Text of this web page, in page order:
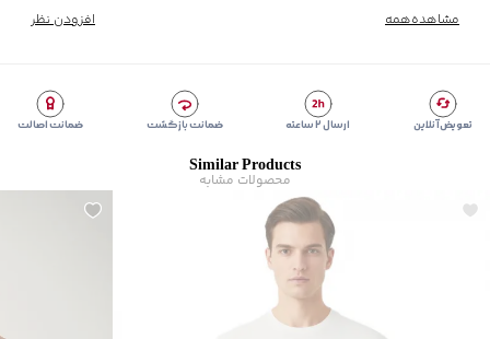
مشاهده‌همه افزودن نظر
تعویض آنلاین ارسال ۲ ساعته ضمانت بازگشت ضمانت اصالت
Similar Products
محصولات مشابه